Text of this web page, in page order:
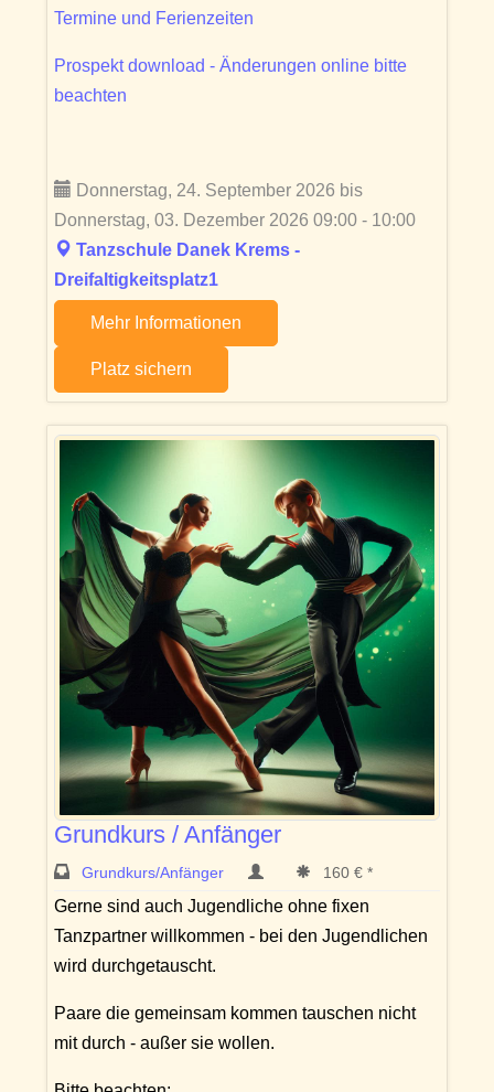
Termine und Ferienzeiten
Prospekt download - Änderungen online bitte
beachten
Donnerstag, 24. September 2026 bis
Donnerstag, 03. Dezember 2026 09:00 - 10:00
Tanzschule Danek Krems -
Dreifaltigkeitsplatz1
Mehr Informationen
Platz sichern
Grundkurs / Anfänger
Grundkurs/Anfänger 160 € *
Gerne sind auch Jugendliche ohne fixen
Tanzpartner willkommen - bei den Jugendlichen
wird durchgetauscht.
Paare die gemeinsam kommen tauschen nicht
mit durch - außer sie wollen.